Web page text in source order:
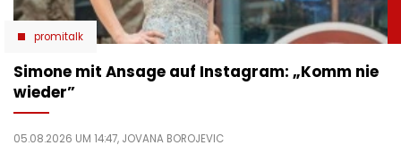
promitalk
Simone mit Ansage auf Instagram: „Komm nie
wieder”
05.08.2026 UM 14:47, JOVANA BOROJEVIC